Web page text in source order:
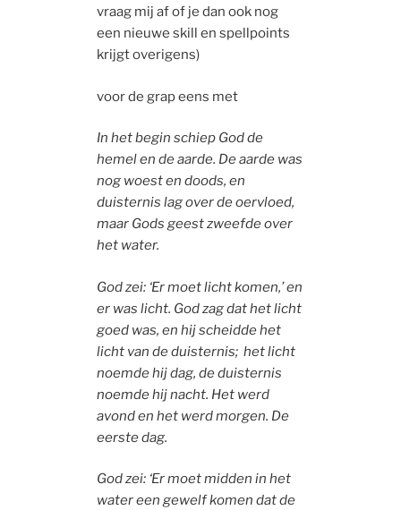
vraag mij af of je dan ook nog
een nieuwe skill en spellpoints
krijgt overigens)
voor de grap eens met
In het begin schiep God de
hemel en de aarde. De aarde was
nog woest en doods, en
duisternis lag over de oervloed,
maar Gods geest zweefde over
het water.
God zei: ‘Er moet licht komen,’ en
er was licht. God zag dat het licht
goed was, en hij scheidde het
licht van de duisternis; het licht
noemde hij dag, de duisternis
noemde hij nacht. Het werd
avond en het werd morgen. De
eerste dag.
God zei: ‘Er moet midden in het
water een gewelf komen dat de